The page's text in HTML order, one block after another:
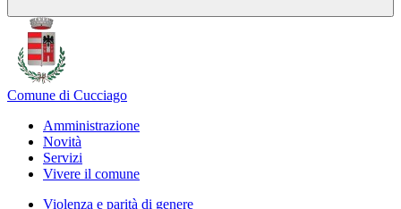
Comune di Cucciago
Amministrazione
Novità
Servizi
Vivere il comune
Violenza e parità di genere